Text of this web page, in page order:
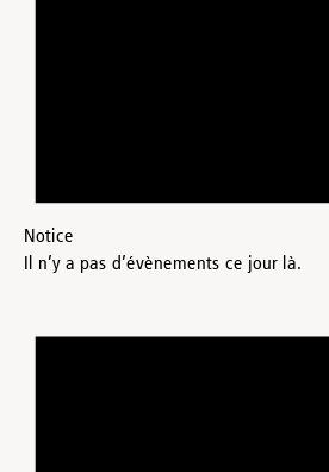
Notice
Il n’y a pas d’évènements ce jour là.